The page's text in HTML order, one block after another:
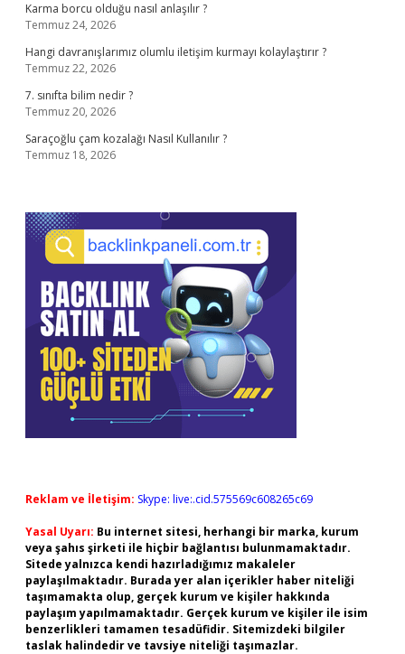
Karma borcu olduğu nasıl anlaşılır ?
Temmuz 24, 2026
Hangi davranışlarımız olumlu iletişim kurmayı kolaylaştırır ?
Temmuz 22, 2026
7. sınıfta bilim nedir ?
Temmuz 20, 2026
Saraçoğlu çam kozalağı Nasıl Kullanılır ?
Temmuz 18, 2026
Reklam ve İletişim: Skype: live:.cid.575569c608265c69
Yasal Uyarı: Bu internet sitesi, herhangi bir marka, kurum
veya şahıs şirketi ile hiçbir bağlantısı bulunmamaktadır.
Sitede yalnızca kendi hazırladığımız makaleler
paylaşılmaktadır. Burada yer alan içerikler haber niteliği
taşımamakta olup, gerçek kurum ve kişiler hakkında
paylaşım yapılmamaktadır. Gerçek kurum ve kişiler ile isim
benzerlikleri tamamen tesadüfidir. Sitemizdeki bilgiler
taslak halindedir ve tavsiye niteliği taşımazlar.